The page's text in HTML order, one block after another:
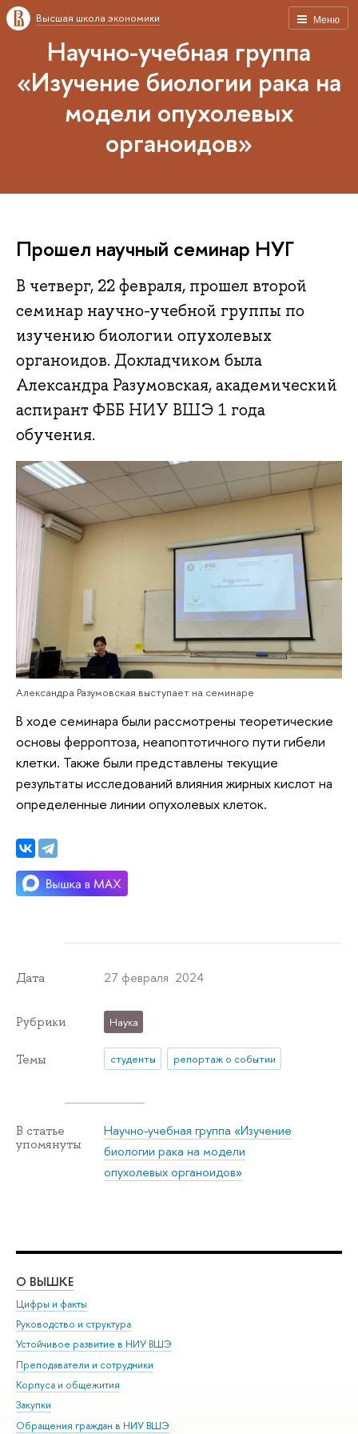
Меню
Высшая школа экономики
Научно-учебная группа
«Изучение биологии рака на
модели опухолевых
органоидов»
Прошел научный семинар НУГ
В четверг, 22 февраля, прошел второй
семинар научно-учебной группы по
изучению биологии опухолевых
органоидов. Докладчиком была
Александра Разумовская, академический
аспирант ФББ НИУ ВШЭ 1 года
обучения.
Александра Разумовская выступает на семинаре
В ходе семинара были рассмотрены теоретические
основы ферроптоза, неапоптотичного пути гибели
клетки. Также были представлены текущие
результаты исследований влияния жирных кислот на
определенные линии опухолевых клеток.
Дата 27 февраля 2024
Рубрики Наука
Темы студенты репортаж о событии
В статье
упомянуты
Научно-учебная группа «Изучение
биологии рака на модели
опухолевых органоидов»
О ВЫШКЕ
Цифры и факты
Руководство и структура
Устойчивое развитие в НИУ ВШЭ
Преподаватели и сотрудники
Корпуса и общежития
Закупки
Обращения граждан в НИУ ВШЭ